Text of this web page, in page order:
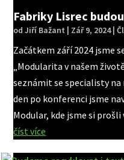
Fabriky Lisrec
odJiří Bažant | Zář 9, 2024|
Začátkem září 2024 jsme
„Modularita v našem
seznámit se specialisty
den po konferenci jsme
Modular, kde jsme si prošli
číst více